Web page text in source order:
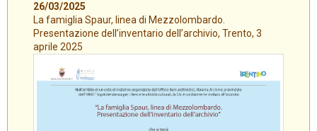
26/03/2025
La famiglia Spaur, linea di Mezzolombardo.
Presentazione dell’inventario dell’archivio, Trento, 3
aprile 2025